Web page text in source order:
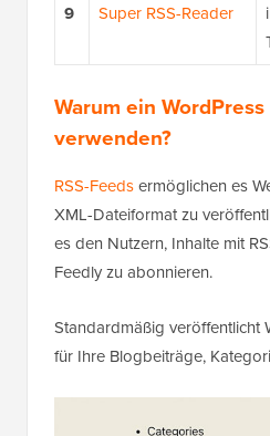
9 Super RSS-Reader
Warum ein
verwenden?
RSS-Feedsermöglichen es
XML-Dateiformat zu
es den Nutzern, Inhalte mit
Feedly zu abonnieren.
Standardmäßig veröffentlicht
für Ihre Blogbeiträge,